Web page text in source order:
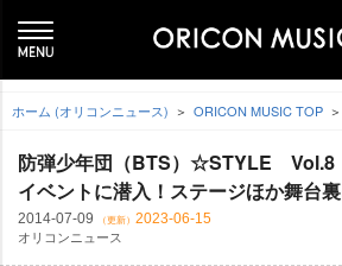
ホーム (オリコンニュース) ORICON MUSIC TOP
防弾少年団（BTS）☆STYLE
イベントに潜入！ステージほか舞台
2014-07-09 （更新） 2023-06-15
オリコンニュース